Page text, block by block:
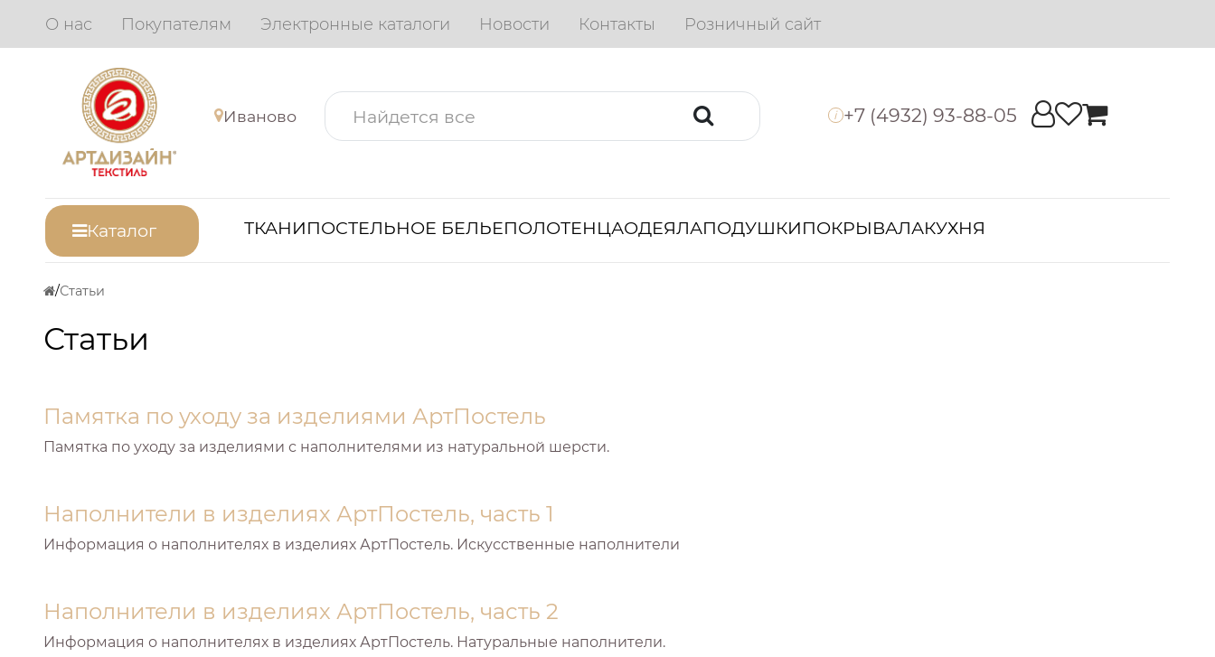
О нас Покупателям Электронные каталоги Новости Контакты Розничный сайт
Иваново i +7 (4932) 93-88-05
Каталог ТКАНИПОСТЕЛЬНОЕ БЕЛЬЕПОЛОТЕНЦАОДЕЯЛАПОДУШКИПОКРЫВАЛАКУХНЯ
Статьи
Статьи
Памятка по уходу за изделиями АртПостель
Памятка по уходу за изделиями с наполнителями из натуральной шерсти.
Наполнители в изделиях АртПостель, часть 1
Информация о наполнителях в изделиях АртПостель. Искусственные наполнители
Наполнители в изделиях АртПостель, часть 2
Информация о наполнителях в изделиях АртПостель. Натуральные наполнители.